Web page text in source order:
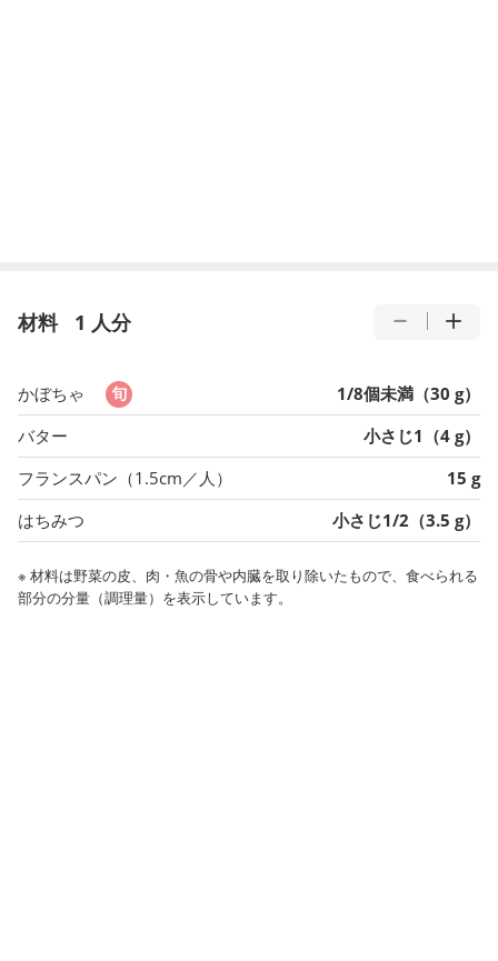
材料 1 人分
かぼちゃ
1/8個未満（30 g）
バター
小さじ1（4 g）
フランスパン（1.5cm／人）
15 g
はちみつ
小さじ1/2（3.5 g）
※ 材料は野菜の皮、肉・魚の骨や内臓を取り除いたもので、食べられる
部分の分量（調理量）を表示しています。